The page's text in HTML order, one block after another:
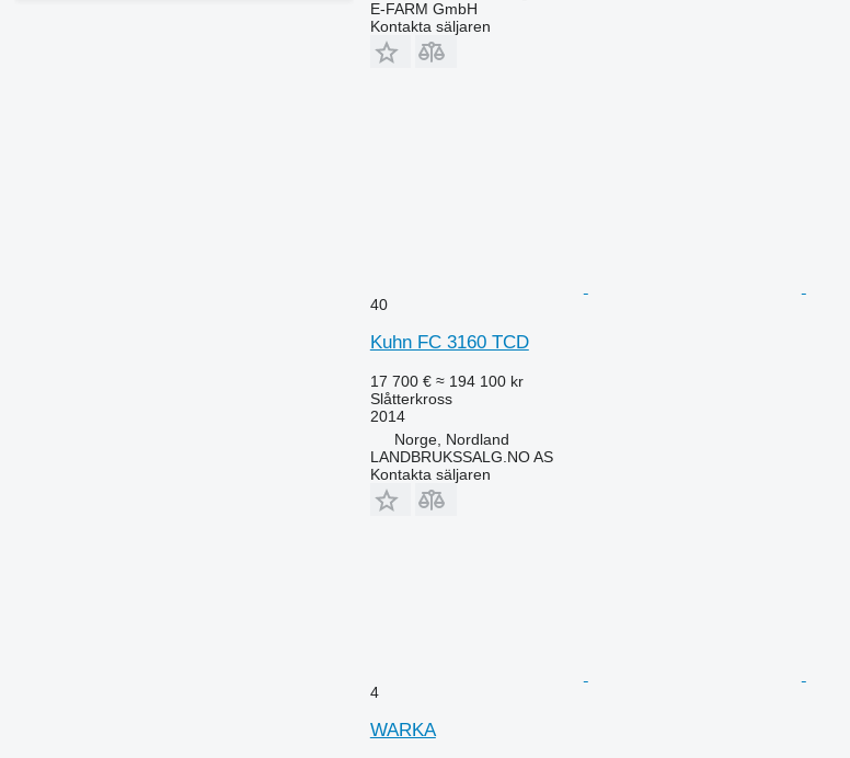
E-FARM GmbH
Kontakta säljaren
40
Kuhn FC 3160 TCD
17 700 € ≈ 194 100 kr
Slåtterkross
2014
Norge, Nordland
LANDBRUKSSALG.NO AS
Kontakta säljaren
4
WARKA